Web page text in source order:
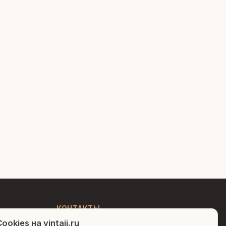
КОНТАКТЫ
на vintajj.ru
декору. Чем могу помочь?